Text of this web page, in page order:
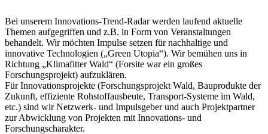
Bei unserem Innovations-Trend-Radar werden laufend aktuelle
Themen aufgegriffen und z.B. in Form von Veranstaltungen
behandelt. Wir möchten Impulse setzen für nachhaltige und
innovative Technologien („Green Utopia“). Wir bemühen uns in
Richtung „Klimafitter Wald“ (Forsite war ein großes
Forschungsprojekt) aufzuklären.
Für Innovationsprojekte (Forschungsprojekt Wald, Bauprodukte der
Zukunft, effiziente Rohstoffausbeute, Transport-Systeme im Wald,
etc.) sind wir Netzwerk- und Impulsgeber und auch Projektpartner
zur Abwicklung von Projekten mit Innovations- und
Forschungscharakter.